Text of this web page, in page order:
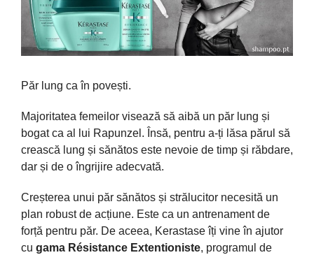
Păr lung ca în povești.
Majoritatea femeilor visează să aibă un păr lung și
bogat ca al lui Rapunzel. Însă, pentru a-ți lăsa părul să
crească lung și sănătos este nevoie de timp și răbdare,
dar și de o îngrijire adecvată.
Creșterea unui păr sănătos și strălucitor necesită un
plan robust de acțiune. Este ca un antrenament de
forță pentru păr. De aceea, Kerastase îți vine în ajutor
cu gama Résistance Extentioniste, programul de